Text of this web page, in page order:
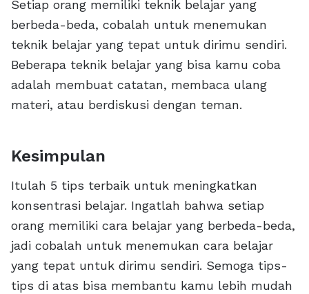
Setiap orang memiliki teknik belajar yang
berbeda-beda, cobalah untuk menemukan
teknik belajar yang tepat untuk dirimu sendiri.
Beberapa teknik belajar yang bisa kamu coba
adalah membuat catatan, membaca ulang
materi, atau berdiskusi dengan teman.
Kesimpulan
Itulah 5 tips terbaik untuk meningkatkan
konsentrasi belajar. Ingatlah bahwa setiap
orang memiliki cara belajar yang berbeda-beda,
jadi cobalah untuk menemukan cara belajar
yang tepat untuk dirimu sendiri. Semoga tips-
tips di atas bisa membantu kamu lebih mudah